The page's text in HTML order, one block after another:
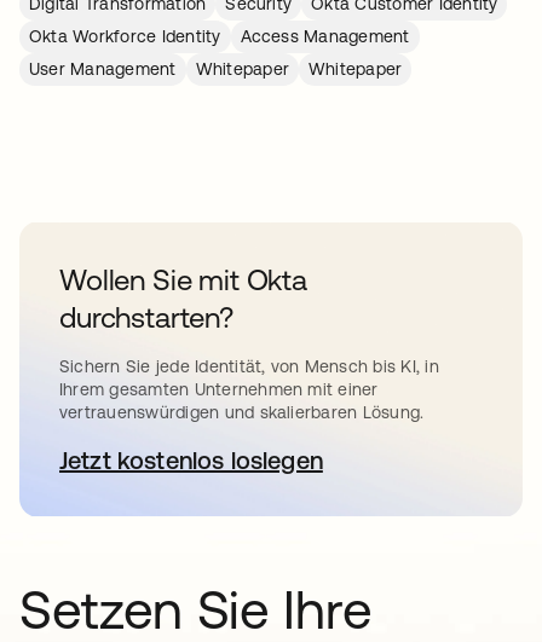
Digital Transformation
Security
Okta Customer Identity
Okta Workforce Identity
Access Management
User Management
Whitepaper Whitepaper
Wollen Sie mit Okta
durchstarten?
Sichern Sie jede Identität, von Mensch bis KI, in
Ihrem gesamten Unternehmen mit einer
vertrauenswürdigen und skalierbaren Lösung.
Jetzt kostenlos loslegen
wird in einer neuen
Setzen Sie Ihre